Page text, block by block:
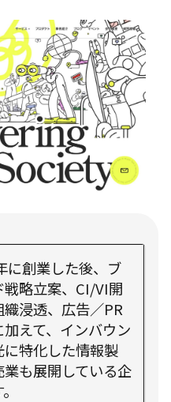
に創業した後、ブ
戦略立案、CI/VI開
浸透、広告／PR
えて、インバウン
に特化した情報製
業も展開している企